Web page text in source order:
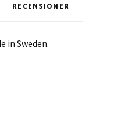
RECENSIONER
in Sweden.